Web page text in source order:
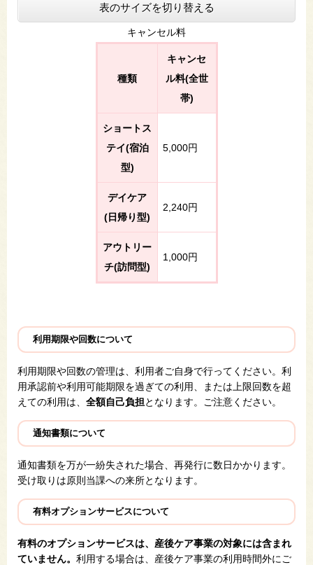
表のサイズを切り替える
キャンセル料
種類
キャンセ
ル料(全世
帯)
ショートス
テイ(宿泊
型)
5,000円
デイケア
(日帰り型)
2,240円
アウトリー
チ(訪問型)
1,000円
利用期限や回数について
利用期限や回数の管理は、利用者ご自身で行ってください。利
用承認前や利用可能期限を過ぎての利用、または上限回数を超
えての利用は、 全額自己負担となります。ご注意ください。
通知書類について
通知書類を万が一紛失された場合、再発行に数日かかります。
受け取りは原則当課への来所となります。​
有料オプションサービスについて
有料のオプションサービスは、産後ケア事業の対象には含まれ
ていません。 利用する場合は、産後ケア事業の利用時間外にご